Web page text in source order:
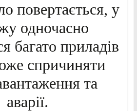
повертається, у
одночасно
багато приладів
спричиняти
та
аварії.